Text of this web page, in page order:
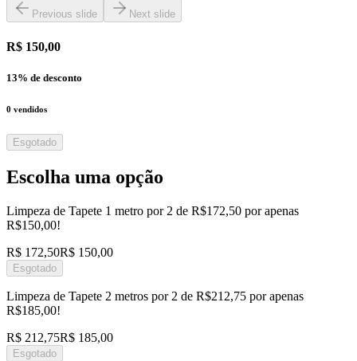
Previous slide Next slide
R$ 150,00
13% de desconto
0 vendidos
Esgotado
Escolha uma opção
Limpeza de Tapete 1 metro por 2 de R$172,50 por apenas
R$150,00!
R$ 172,50R$ 150,00
Esgotado
Limpeza de Tapete 2 metros por 2 de R$212,75 por apenas
R$185,00!
R$ 212,75R$ 185,00
Esgotado